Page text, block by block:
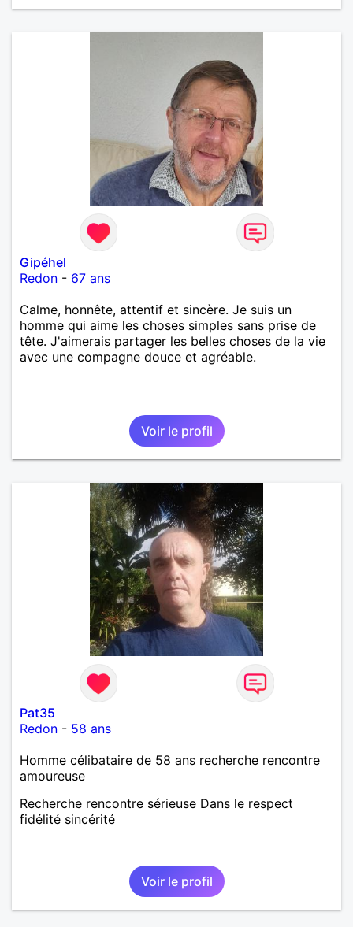
Gipéhel
Redon - 67 ans
Calme, honnête, attentif et sincère. Je suis un
homme qui aime les choses simples sans prise de
tête. J'aimerais partager les belles choses de la vie
avec une compagne douce et agréable.
Voir le profil
Pat35
Redon - 58 ans
Homme célibataire de 58 ans recherche rencontre
amoureuse
Recherche rencontre sérieuse Dans le respect
fidélité sincérité
Voir le profil